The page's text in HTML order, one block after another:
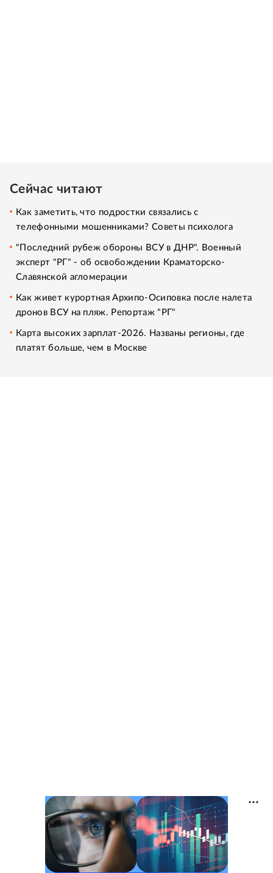
Сейчас читают
Как заметить, что подростки связались с
телефонными мошенниками? Советы психолога
"Последний рубеж обороны ВСУ в ДНР". Военный
эксперт "РГ" - об освобождении Краматорско-
Славянской агломерации
Как живет курортная Архипо-Осиповка после налета
дронов ВСУ на пляж. Репортаж "РГ"
Карта высоких зарплат-2026. Названы регионы, где
платят больше, чем в Москве